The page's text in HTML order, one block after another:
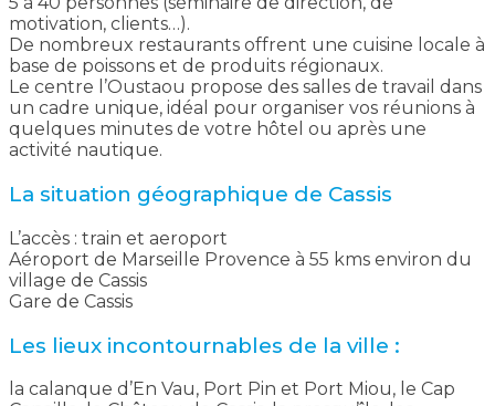
motivation, clients…).
De nombreux restaurants offrent une cuisine locale à
base de poissons et de produits régionaux.
Le centre l’Oustaou propose des salles de travail dans
un cadre unique, idéal pour organiser vos réunions à
quelques minutes de votre hôtel ou après une
activité nautique.
La situation géographique de Cassis
L’accès : train et aeroport
Aéroport de Marseille Provence à 55 kms environ du
village de Cassis
Gare de Cassis
Les lieux incontournables de la ville :
la calanque d’En Vau, Port Pin et Port Miou, le Cap